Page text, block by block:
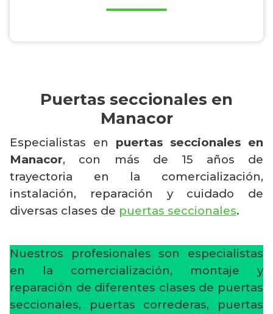
Puertas seccionales en
Manacor
Especialistas en puertas seccionales en
Manacor, con más de 15 años de
trayectoria en la comercialización,
instalación, reparación y cuidado de
diversas clases de puertas seccionales.
Nuestros profesionales son especialistas
en la comercialización, montaje y
reparación de diferentes clases de puertas
seccionales, puertas correderas, puertas